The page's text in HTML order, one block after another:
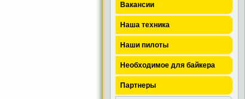
Вакансии
Наша техника
Наши пилоты
Необходимое для байкера
Партнеры